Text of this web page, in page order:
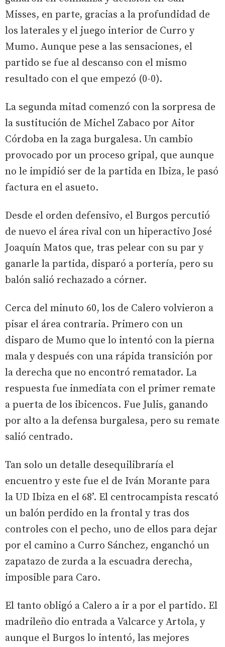
Misses, en parte, gracias a la profundidad de
los laterales y el juego interior de Curro y
Mumo. Aunque pese a las sensaciones, el
partido se fue al descanso con el mismo
resultado con el que empezó (0-0).
La segunda mitad comenzó con la sorpresa de
la sustitución de Michel Zabaco por Aitor
Córdoba en la zaga burgalesa. Un cambio
provocado por un proceso gripal, que aunque
no le impidió ser de la partida en Ibiza, le pasó
factura en el asueto.
Desde el orden defensivo, el Burgos percutió
de nuevo el área rival con un hiperactivo José
Joaquín Matos que, tras pelear con su par y
ganarle la partida, disparó a portería, pero su
balón salió rechazado a córner.
Cerca del minuto 60, los de Calero volvieron a
pisar el área contraria. Primero con un
disparo de Mumo que lo intentó con la pierna
mala y después con una rápida transición por
la derecha que no encontró rematador. La
respuesta fue inmediata con el primer remate
a puerta de los ibicencos. Fue Julis, ganando
por alto a la defensa burgalesa, pero su remate
salió centrado.
Tan solo un detalle desequilibraría el
encuentro y este fue el de Iván Morante para
la UD Ibiza en el 68’. El centrocampista rescató
un balón perdido en la frontal y tras dos
controles con el pecho, uno de ellos para dejar
por el camino a Curro Sánchez, enganchó un
zapatazo de zurda a la escuadra derecha,
imposible para Caro.
El tanto obligó a Calero a ir a por el partido. El
madrileño dio entrada a Valcarce y Artola, y
aunque el Burgos lo intentó, las mejores